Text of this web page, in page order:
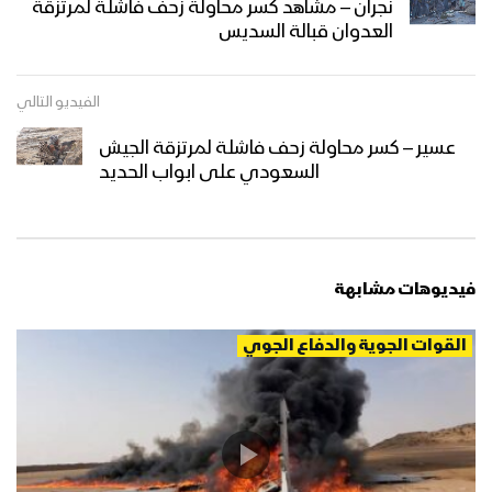
تفاصيل ومشاهد عملية فجر الحرية “تحرير
مديريتي الصومعة ومسورة – البيضاء”
اقتحامات – من عملية النصر المبين
“المرحلة الثانية” – ولاتهنوا
المرحلة الثانية – تنكيل
البأس الشديد – من عملية النصر المبين
المرحلة الثانية – ولاتهنوا
نجران – مشاهد كسر محاولة زحف فاشلة لمرتزقة
العدوان قبالة السديس
الفيديو التالي
عسير – كسر محاولة زحف فاشلة لمرتزقة الجيش
السعودي على ابواب الحديد
فيديوهات مشابهة
القوات الجوية والدفاع الجوي